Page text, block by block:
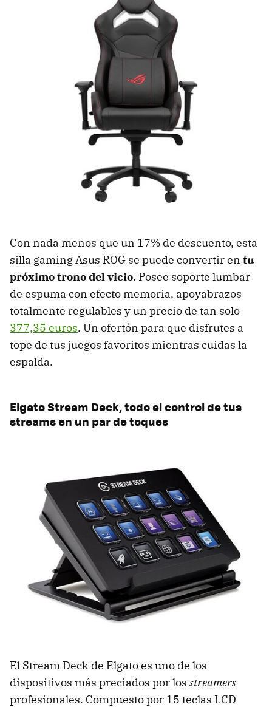
Con nada menos que un 17% de descuento, esta
silla gaming Asus ROG se puede convertir en tu
próximo trono del vicio. Posee soporte lumbar
de espuma con efecto memoria, apoyabrazos
totalmente regulables y un precio de tan solo
377,35 euros. Un ofertón para que disfrutes a
tope de tus juegos favoritos mientras cuidas la
espalda.
Elgato Stream Deck, todo el control de tus
streams en un par de toques
El Stream Deck de Elgato es uno de los
dispositivos más preciados por los streamers
profesionales. Compuesto por 15 teclas LCD